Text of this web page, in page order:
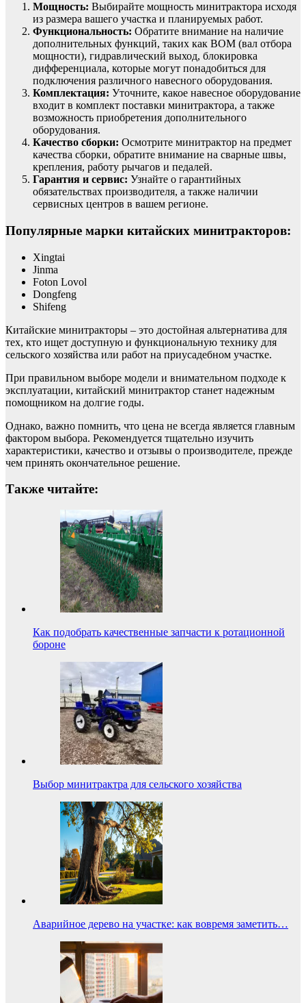
Мощность: Выбирайте мощность минитрактора исходя
из размера вашего участка и планируемых работ.
Функциональность: Обратите внимание на наличие
дополнительных функций, таких как ВОМ (вал отбора
мощности), гидравлический выход, блокировка
дифференциала, которые могут понадобиться для
подключения различного навесного оборудования.
Комплектация: Уточните, какое навесное оборудование
входит в комплект поставки минитрактора, а также
возможность приобретения дополнительного
оборудования.
Качество сборки: Осмотрите минитрактор на предмет
качества сборки, обратите внимание на сварные швы,
крепления, работу рычагов и педалей.
Гарантия и сервис: Узнайте о гарантийных
обязательствах производителя, а также наличии
сервисных центров в вашем регионе.
Популярные марки китайских минитракторов:
Xingtai
Jinma
Foton Lovol
Dongfeng
Shifeng
Китайские минитракторы – это достойная альтернатива для
тех, кто ищет доступную и функциональную технику для
сельского хозяйства или работ на приусадебном участке.
При правильном выборе модели и внимательном подходе к
эксплуатации, китайский минитрактор станет надежным
помощником на долгие годы.
Однако, важно помнить, что цена не всегда является главным
фактором выбора. Рекомендуется тщательно изучить
характеристики, качество и отзывы о производителе, прежде
чем принять окончательное решение.
Также читайте:
Как подобрать качественные запчасти к ротационной
бороне
Выбор минитрактра для сельского хозяйства
Аварийное дерево на участке: как вовремя заметить…